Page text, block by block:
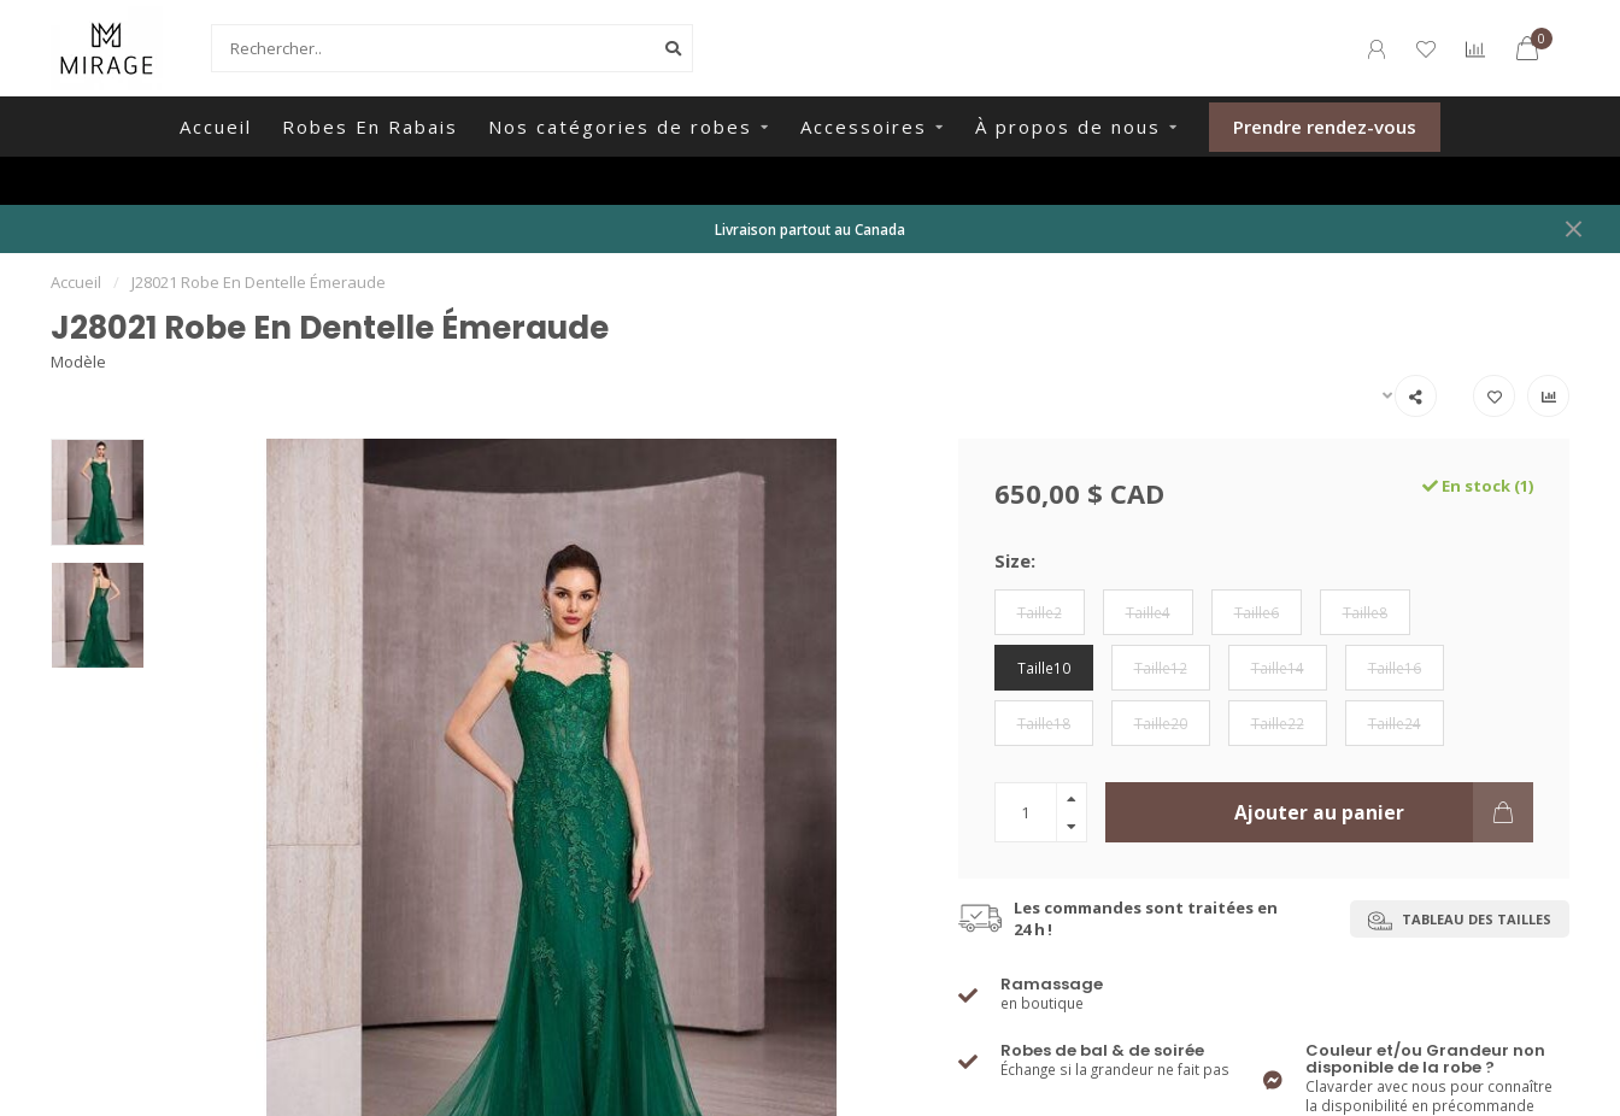
0
Accueil Robes En Rabais Nos catégories de robes Accessoires À propos de nous Prendre rendez-vous
Livraison partout au Canada
Accueil / J28021 Robe En Dentelle Émeraude
J28021 Robe En Dentelle Émeraude
Modèle
650,00 $ CAD En stock (1)
Size:
Taille2 Taille4 Taille6 Taille8
Taille10 Taille12 Taille14 Taille16
Taille18 Taille20 Taille22 Taille24
Ajouter au panier
Les commandes sont traitées en
24 h !
TABLEAU DES TAILLES
Ramassage
en boutique
Robes de bal & de soirée
Échange si la grandeur ne fait pas
Couleur et/ou Grandeur non
disponible de la robe ?
Clavarder avec nous pour connaître
la disponibilité en précommande